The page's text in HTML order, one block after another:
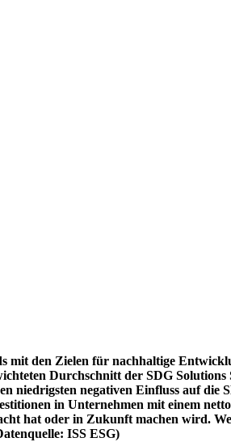
mit den Zielen für nachhaltige
Durchschnitt der SDG
niedrigsten negativen Einfluss auf die
in Unternehmen mit einem
hat oder in Zukunft machen wird.
ISS ESG)